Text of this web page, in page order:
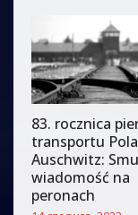
83. rocznica
transportu
Auschwitz:
wiadomość na
peronach